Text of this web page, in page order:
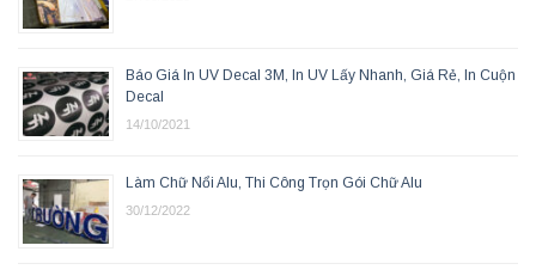
Báo Giá In UV Decal 3M, In UV Lấy Nhanh, Giá Rẻ, In Cuộn
Decal
14/10/2021
Làm Chữ Nổi Alu, Thi Công Trọn Gói Chữ Alu
30/12/2022